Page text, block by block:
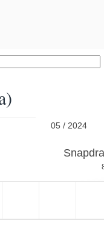
05 / 2024
Android 14